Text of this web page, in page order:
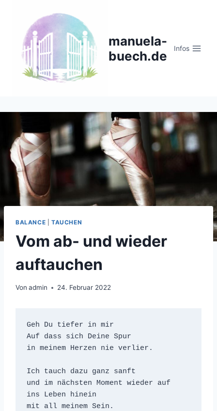
springen
manuela-
buech.de
Infos
BALANCE TAUCHEN
Vom ab- und wieder
auftauchen
Von admin 24. Februar 2022
Geh Du tiefer in mir
Auf dass sich Deine Spur
in meinem Herzen nie verlier.
Ich tauch dazu ganz sanft
und im nächsten Moment wieder auf
ins Leben hinein
mit all meinem Sein.